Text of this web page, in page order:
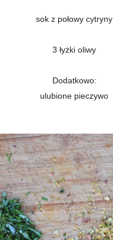
sok z połowy cytryny
3 łyżki oliwy
Dodatkowo:
ulubione pieczywo